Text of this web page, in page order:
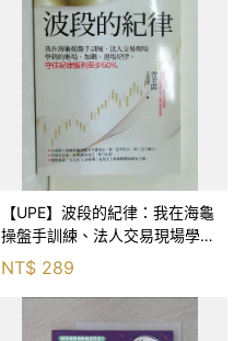
【UPE】波段的紀律：我在海龜
操盤手訓練、法人交易現場學到
的進場、加碼、退場紀律，守住
紀律獲利至少50％_雷老闆
NT$ 289